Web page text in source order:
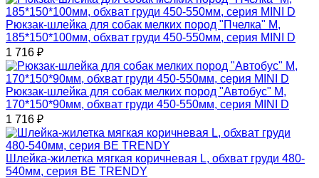
Рюкзак-шлейка для собак мелких пород "Пчелка" М,
185*150*100мм, обхват груди 450-550мм, серия MINI D
1 716 ₽
Рюкзак-шлейка для собак мелких пород "Автобус" М,
170*150*90мм, обхват груди 450-550мм, серия MINI D
1 716 ₽
Шлейка-жилетка мягкая коричневая L, обхват груди 480-
540мм, серия BE TRENDY